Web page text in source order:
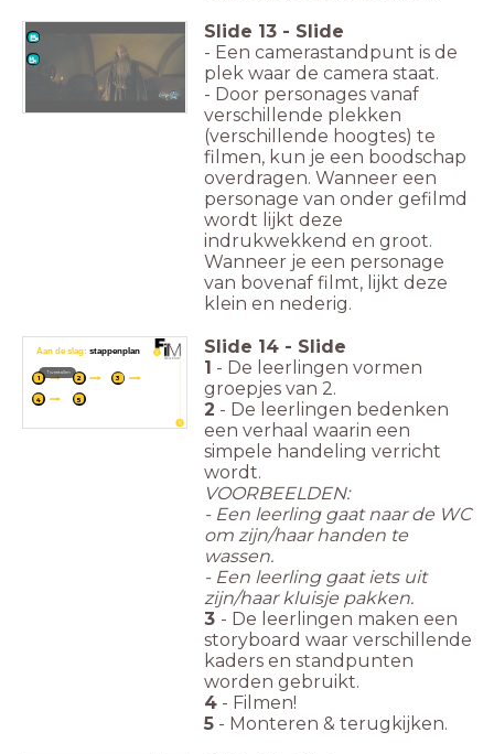
Slide 13 - Slide
- Een camerastandpunt is de
plek waar de camera staat.
- Door personages vanaf
verschillende plekken
(verschillende hoogtes) te
filmen, kun je een boodschap
overdragen. Wanneer een
personage van onder gefilmd
wordt lijkt deze
indrukwekkend en groot.
Wanneer je een personage
van bovenaf filmt, lijkt deze
klein en nederig.
Aan de slag: stappenplan
Tweetallen
1 2 3
4 5
Slide 14 - Slide
1 - De leerlingen vormen
groepjes van 2.
2 - De leerlingen bedenken
een verhaal waarin een
simpele handeling verricht
wordt.
VOORBEELDEN:
- Een leerling gaat naar de WC
om zijn/haar handen te
wassen.
- Een leerling gaat iets uit
zijn/haar kluisje pakken.
3 - De leerlingen maken een
storyboard waar verschillende
kaders en standpunten
worden gebruikt.
4 - Filmen!
5 - Monteren & terugkijken.